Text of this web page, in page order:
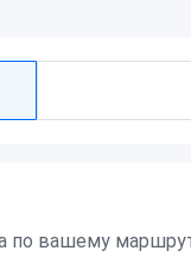
по вашему